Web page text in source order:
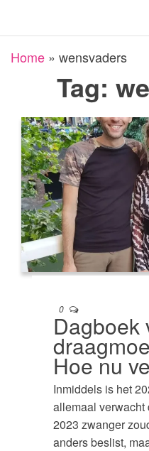
Home » wensvaders
Tag:
0
Dagboek
Hoe nu
Inmiddels is het
allemaal verwacht
2023 zwanger
anders beslist,